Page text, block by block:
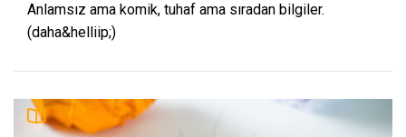
Anlamsız ama komik, tuhaf ama sıradan bilgiler.
(daha&helliip;)